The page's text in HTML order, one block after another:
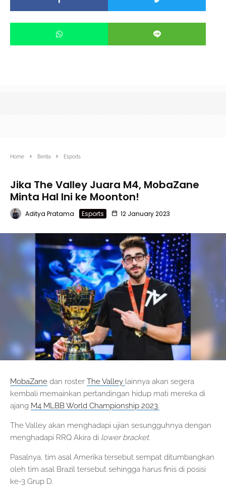
Home Berita Esports
Jika The Valley Juara M4, MobaZane
Minta Hal Ini ke Moonton!
Aditya Pratama Esports 12 January 2023
MobaZane dan roster The Valley lainnya akan segera
kembali memainkan pertandingan hidup mati mereka di
ajang M4 MLBB World Championship 2023.
The Valley akan menghadapi ujian sesungguhnya dengan
menghadapi RRQ Akira di lower bracket.
Pasalnya, tim asal Amerika tersebut sempat ditumbangkan
oleh tim asal Brazil tersebut sehingga harus finis di posisi
ke-3 Grup D.